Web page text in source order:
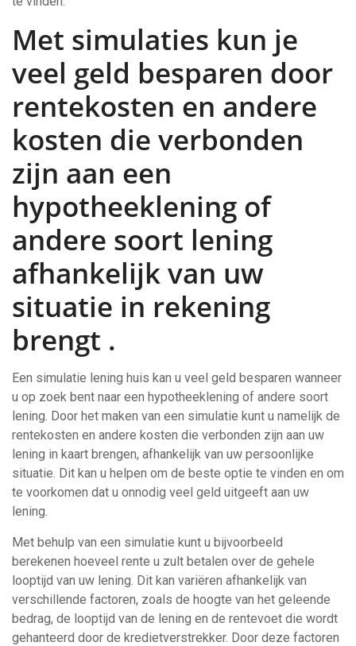
Met simulaties kun je
veel geld besparen door
rentekosten en andere
kosten die verbonden
zijn aan een
hypotheeklening of
andere soort lening
afhankelijk van uw
situatie in rekening
brengt .
Een simulatie lening huis kan u veel geld besparen wanneer
u op zoek bent naar een hypotheeklening of andere soort
lening. Door het maken van een simulatie kunt u namelijk de
rentekosten en andere kosten die verbonden zijn aan uw
lening in kaart brengen, afhankelijk van uw persoonlijke
situatie. Dit kan u helpen om de beste optie te vinden en om
te voorkomen dat u onnodig veel geld uitgeeft aan uw
lening.
Met behulp van een simulatie kunt u bijvoorbeeld
berekenen hoeveel rente u zult betalen over de gehele
looptijd van uw lening. Dit kan variëren afhankelijk van
verschillende factoren, zoals de hoogte van het geleende
bedrag, de looptijd van de lening en de rentevoet die wordt
gehanteerd door de kredietverstrekker. Door deze factoren